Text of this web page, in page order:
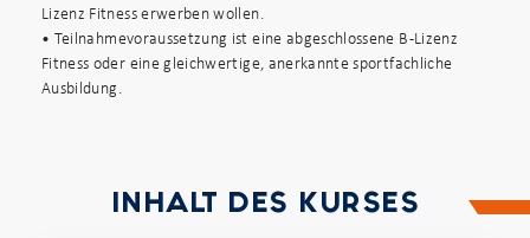
Lizenz Fitness erwerben wollen.
• Teilnahmevoraussetzung ist eine abgeschlossene B-Lizenz
Fitness oder eine gleichwertige, anerkannte sportfachliche
Ausbildung.
INHALT DES KURSES